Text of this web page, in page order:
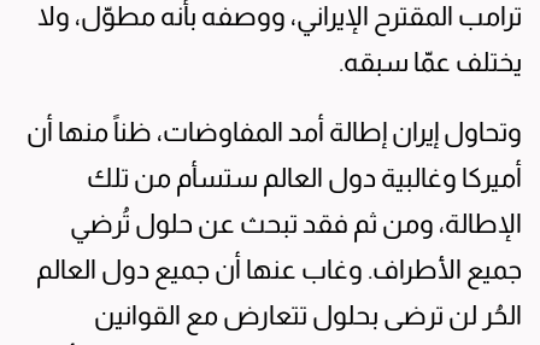
ترامب المقترح الإيراني، ووصفه بأنه مطوّل، ولا
يختلف عمّا سبقه.
وتحاول إيران إطالة أمد المفاوضات، ظناً منها أن
أميركا وغالبية دول العالم ستسأم من تلك
الإطالة، ومن ثم فقد تبحث عن حلول تُرضي
جميع الأطراف. وغاب عنها أن جميع دول العالم
الحُر لن ترضى بحلول تتعارض مع القوانين